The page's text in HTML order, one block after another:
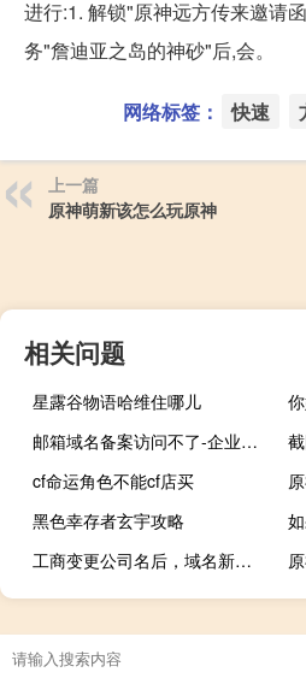
进行:1. 解锁"原神远方传来邀请
务"詹迪亚之岛的神砂"后,会。
网络标签： 快速
上一篇
原神萌新该怎么玩原神
相关问题
星露谷物语哈维住哪儿
邮箱域名备案访问不了-企业邮局
cf命运角色不能cf店买
黑色幸存者玄宇攻略
工商变更公司名后，域名新公司名主体修改，正在审核中